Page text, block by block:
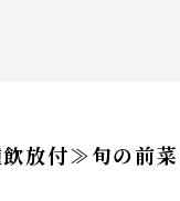
放付≫旬の前